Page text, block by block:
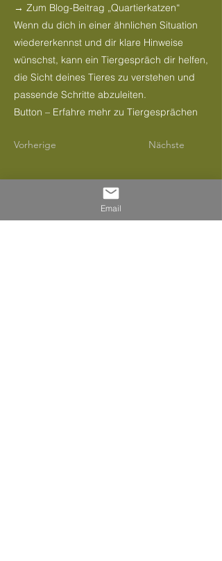
→ Zum Blog-Beitrag „Quartierkatzen“
Wenn du dich in einer ähnlichen Situation
wiedererkennst und dir klare Hinweise
wünschst, kann ein Tiergespräch dir helfen,
die Sicht deines Tieres zu verstehen und
passende Schritte abzuleiten.
Button – Erfahre mehr zu Tiergesprächen
Vorherige Nächste
Hinweis zur Privatsphäre
Alle Geschichten basieren auf echten
Email